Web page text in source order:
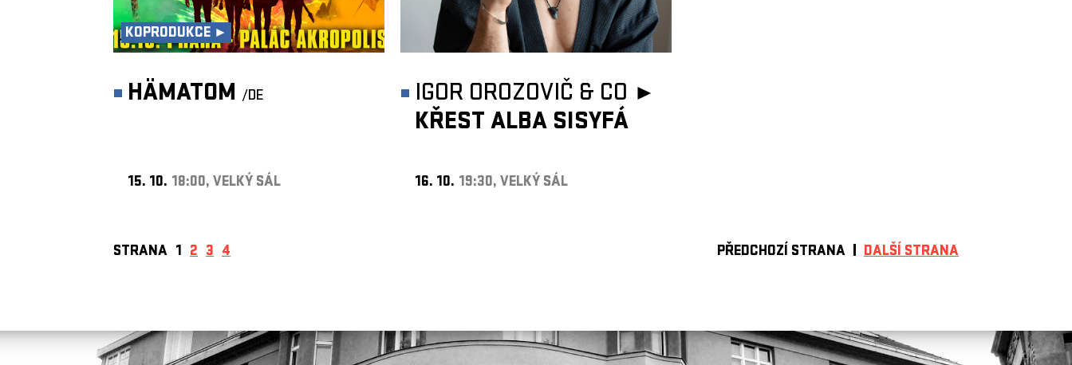
KOPRODUKCE ►
HÄMATOM /DE
15. 10. 18:00, VELKÝ SÁL
IGOR OROZOVIČ & CO ►
KŘEST ALBA SISYFÁ
16. 10. 19:30, VELKÝ SÁL
STRANA 1 2 3 4 PŘEDCHOZÍ STRANA DALŠÍ STRANA